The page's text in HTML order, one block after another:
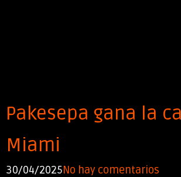
Pakesepa gana la
Miami
30/04/2025No hay comentarios